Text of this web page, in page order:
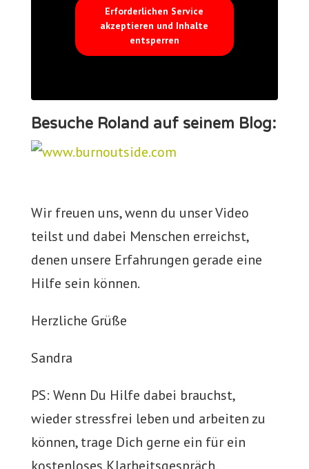
Erforderlichen Service
akzeptieren und Inhalte
entsperren
Besuche Roland auf seinem Blog:
Wir freuen uns, wenn du unser Video
teilst und dabei Menschen erreichst,
denen unsere Erfahrungen gerade eine
Hilfe sein können.
Herzliche Grüße
Sandra
PS: Wenn Du Hilfe dabei brauchst,
wieder stressfrei leben und arbeiten zu
können, trage Dich gerne ein für ein